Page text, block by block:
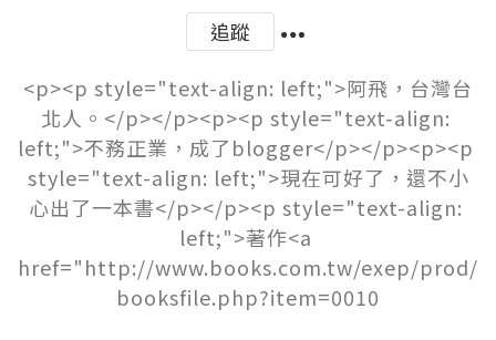
追蹤
<p><p style="text-align: left;">阿飛，台灣台
北人。</p></p><p><p style="text-align:
left;">不務正業，成了blogger</p></p><p><p
style="text-align: left;">現在可好了，還不小
心出了一本書</p></p><p style="text-align:
left;">著作<a
href="http://www.books.com.tw/exep/prod/
booksfile.php?item=0010